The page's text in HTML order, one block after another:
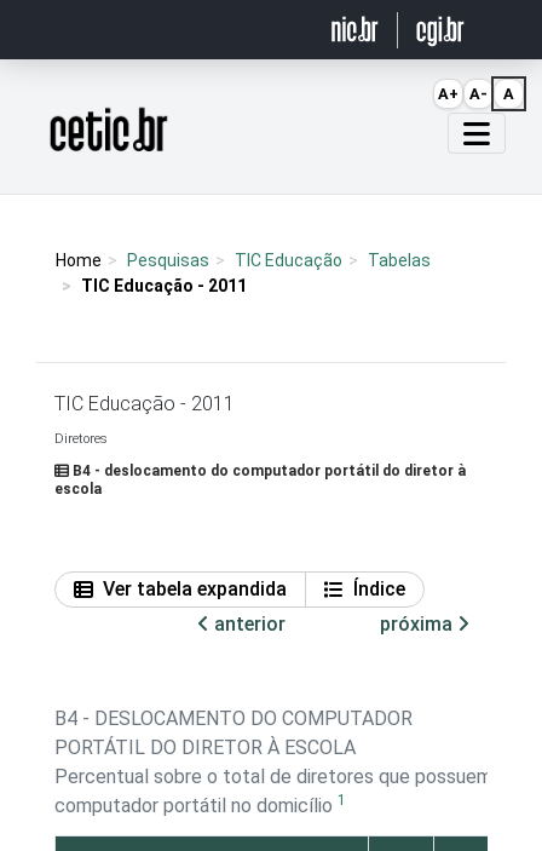
Página inicial
Home Pesquisas TIC Educação
Tabelas
TIC Educação - 2011
TIC Educação - 2011
Diretores
B4 - deslocamento do computador portátil do diretor à
escola
Ver tabela expandida
Índice
anterior
próxima
B4 - DESLOCAMENTO DO COMPUTADOR
PORTÁTIL DO DIRETOR À ESCOLA
Percentual sobre o total de diretores que possuem
computador portátil no domicílio 1
A+ A- A